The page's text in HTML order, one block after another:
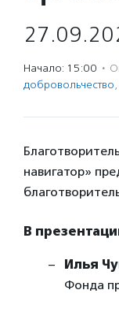
Начало: 15:00 ·
доброволь­чест­во,
навигатор»
В
Илья
Фонда